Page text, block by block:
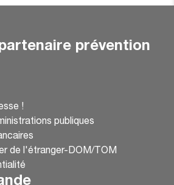
prévention
!
publiques
de l'étranger-DOM/TOM